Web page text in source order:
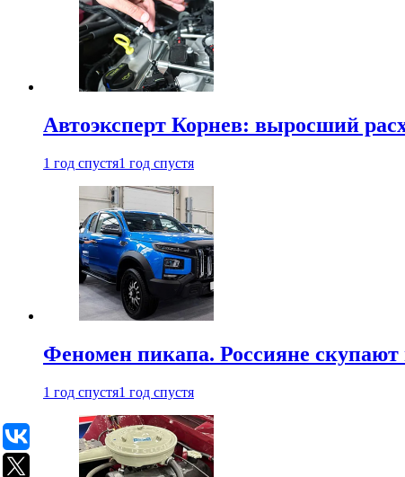
Автоэксперт Корнев: выросший
1 год спустя1 год спустя
Феномен пикапа. Россияне
1 год спустя1 год спустя